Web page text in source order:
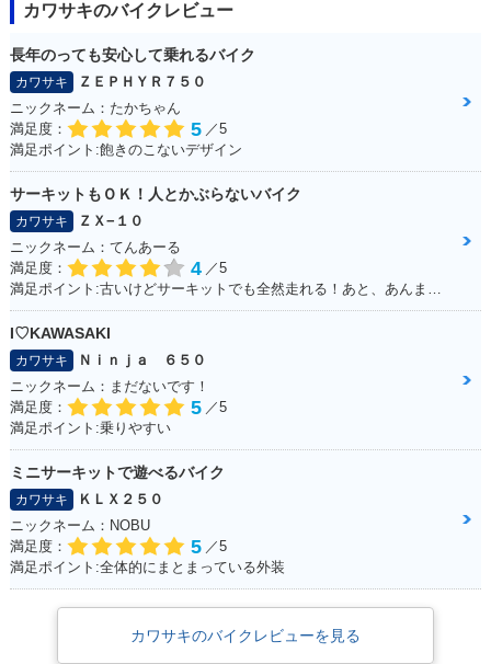
カワサキのバイクレビュー
長年のっても安心して乗れるバイク
カワサキ
ＺＥＰＨＹＲ７５０
ニックネーム：たかちゃん
満足度：
5 ／5
満足ポイント:飽きのこないデザイン
サーキットもＯＫ！人とかぶらないバイク
カワサキ
ＺＸ−１０
ニックネーム：てんあーる
満足度：
4 ／5
満足ポイント:古いけどサーキットでも全然走れる！あと、あんまり乗っている人が少ない。メーターが好き
I♡KAWASAKI
カワサキ
Ｎｉｎｊａ ６５０
ニックネーム：まだないです！
満足度：
5 ／5
満足ポイント:乗りやすい
ミニサーキットで遊べるバイク
カワサキ
ＫＬＸ２５０
ニックネーム：NOBU
満足度：
5 ／5
満足ポイント:全体的にまとまっている外装
カワサキのバイクレビューを見る